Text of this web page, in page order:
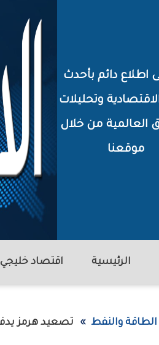
اطلاع دائم بأحدث
الاقتصادية وتحليلات
العالمية من خلال
موقعنا
الرئيسية اقتصاد خليجي
الطاقة والنفط تصعيد‭ ‬هرمز‭ ‬يدفع‭ ‬واشنطن‭ ‬والخليج‭ ‬نحو‭ ‬قرار‭ ‬أممي‭ ‬لحماية‭ ‬شريان‭ ‬النفط‭ ‬العالمي